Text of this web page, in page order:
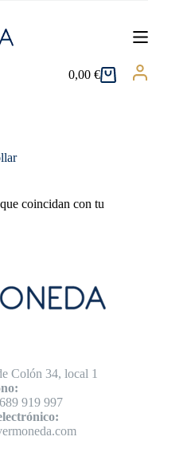
Carro
0,00€
coincidan con tu
Colón 34, local 1
919 997